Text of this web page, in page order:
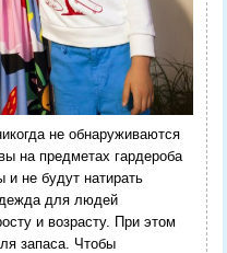
не обнаруживаются
на предметах гардероба
не будут натирать
для людей
и возрасту. При этом
запаса. Чтобы